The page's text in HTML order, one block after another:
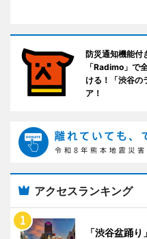
防災通知機能付
「Radimo」で
ける！「渋谷の
ア！
アクセスランキング
「渋谷盆踊